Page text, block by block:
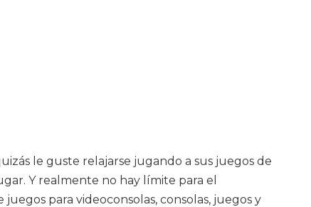
le guste relajarse jugando a sus juegos de
Y realmente no hay límite para el
para videoconsolas, consolas, juegos y